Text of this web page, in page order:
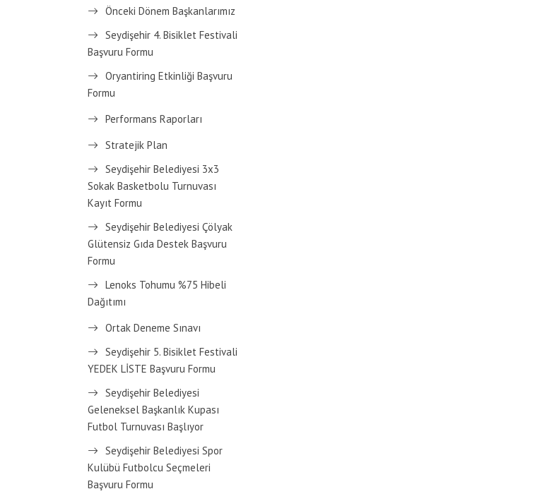
Önceki Dönem Başkanlarımız
Seydişehir 4. Bisiklet Festivali
Başvuru Formu
Oryantiring Etkinliği Başvuru
Formu
Performans Raporları
Stratejik Plan
Seydişehir Belediyesi 3x3
Sokak Basketbolu Turnuvası
Kayıt Formu
Seydişehir Belediyesi Çölyak
Glütensiz Gıda Destek Başvuru
Formu
Lenoks Tohumu %75 Hibeli
Dağıtımı
Ortak Deneme Sınavı
Seydişehir 5. Bisiklet Festivali
YEDEK LİSTE Başvuru Formu
Seydişehir Belediyesi
Geleneksel Başkanlık Kupası
Futbol Turnuvası Başlıyor
Seydişehir Belediyesi Spor
Kulübü Futbolcu Seçmeleri
Başvuru Formu